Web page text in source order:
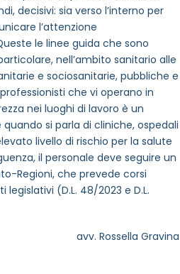
decisivi: sia verso l’interno per
l’attenzione
le linee guida che sono
nell’ambito sanitario alle
e sociosanitarie, pubbliche e
che vi operano in
nei luoghi di lavoro è un
si parla di cliniche, ospedali
livello di rischio per la salute
il personale deve seguire un
Regioni, che prevede corsi
(D.L. 48/2023 e D.L.
avv. Rossella Gravina